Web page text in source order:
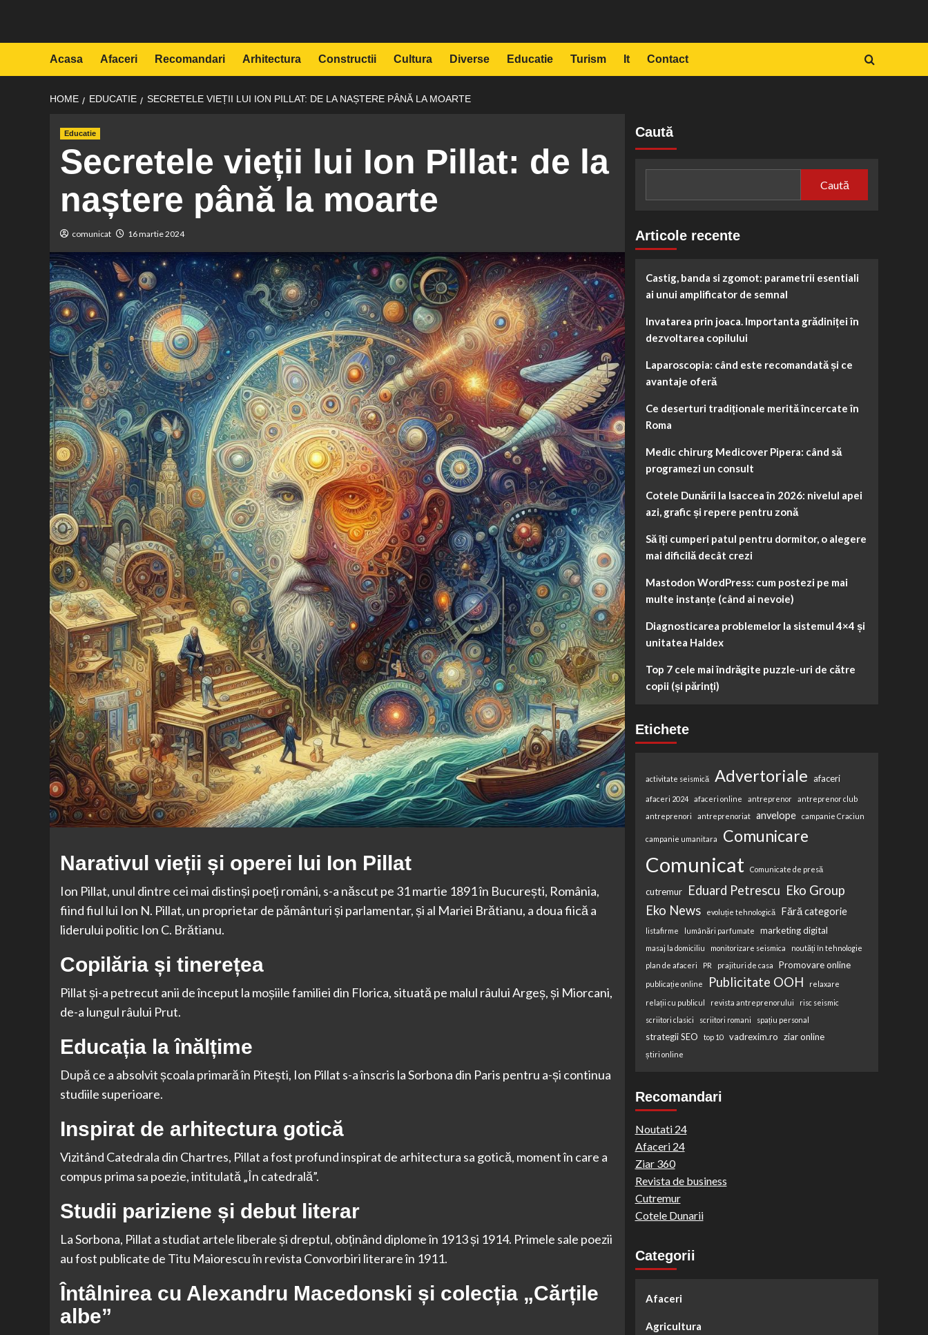
content
Acasa Afaceri Recomandari Arhitectura Constructii Cultura Diverse Educatie Turism It Contact
HOME EDUCATIE SECRETELE VIEȚII LUI ION PILLAT: DE LA NAȘTERE PÂNĂ LA MOARTE
Educatie
Secretele vieții lui Ion Pillat: de la
naștere până la moarte
comunicat 16 martie 2024
Narativul vieții și operei lui Ion Pillat
Ion Pillat, unul dintre cei mai distinși poeți români, s-a născut pe 31 martie 1891 în București, România,
fiind fiul lui Ion N. Pillat, un proprietar de pământuri și parlamentar, și al Mariei Brătianu, a doua fiică a
liderului politic Ion C. Brătianu.
Copilăria și tinerețea
Pillat și-a petrecut anii de început la moșiile familiei din Florica, situată pe malul râului Argeș, și Miorcani,
de-a lungul râului Prut.
Educația la înălțime
După ce a absolvit școala primară în Pitești, Ion Pillat s-a înscris la Sorbona din Paris pentru a-și continua
studiile superioare.
Inspirat de arhitectura gotică
Vizitând Catedrala din Chartres, Pillat a fost profund inspirat de arhitectura sa gotică, moment în care a
compus prima sa poezie, intitulată „În catedrală”.
Studii pariziene și debut literar
La Sorbona, Pillat a studiat artele liberale și dreptul, obținând diplome în 1913 și 1914. Primele sale poezii
au fost publicate de Titu Maiorescu în revista Convorbiri literare în 1911.
Întâlnirea cu Alexandru Macedonski și colecția „Cărțile
albe”
Caută
Caută
Articole recente
Castig, banda si zgomot: parametrii esentiali
ai unui amplificator de semnal
Invatarea prin joaca. Importanta grădiniței în
dezvoltarea copilului
Laparoscopia: când este recomandată și ce
avantaje oferă
Ce deserturi tradiționale merită încercate în
Roma
Medic chirurg Medicover Pipera: când să
programezi un consult
Cotele Dunării la Isaccea în 2026: nivelul apei
azi, grafic și repere pentru zonă
Să îți cumperi patul pentru dormitor, o alegere
mai dificilă decât crezi
Mastodon WordPress: cum postezi pe mai
multe instanțe (când ai nevoie)
Diagnosticarea problemelor la sistemul 4×4 și
unitatea Haldex
Top 7 cele mai îndrăgite puzzle-uri de către
copii (și părinți)
Etichete
activitate seismică Advertoriale afaceri
afaceri 2024 afaceri online antreprenor
antreprenor club
antreprenori
antreprenoriat anvelope campanie Craciun
campanie umanitara Comunicare
Comunicat Comunicate de presă
cutremur Eduard Petrescu Eko Group
Eko News
evoluție tehnologică Fără categorie
listafirme lumânări parfumate marketing digital
masaj la domiciliu monitorizare seismica
noutăți în tehnologie
plan de afaceri
PR prajituri de casa Promovare online
publicație online Publicitate OOH relaxare
relații cu publicul revista antreprenorului
risc seismic
scriitori clasici
scriitori romani spațiu personal
strategii SEO top 10 vadrexim.ro ziar online
știri online
Recomandari
Noutati 24
Afaceri 24
Ziar 360
Revista de business
Cutremur
Cotele Dunarii
Categorii
Afaceri
Agricultura